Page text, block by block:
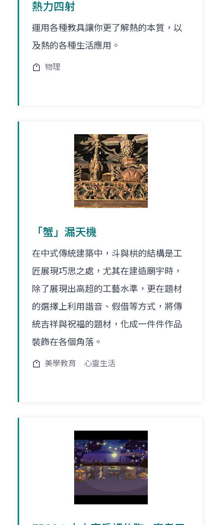
熱力四射
運用各種教具讓你更了解熱的本質，以
及熱的各種生活應用。
物理
「蟹」漏天機
在中式傳統建築中，斗與栱的結構是工
匠展現巧思之處，尤其在建造廟宇時，
除了展現出高超的工藝水準，更在題材
的選擇上利用諧音、假借等方式，將傳
統吉祥與祝福的題材，化成一件件作品
裝飾在各個角落。
美學教育 心靈生活